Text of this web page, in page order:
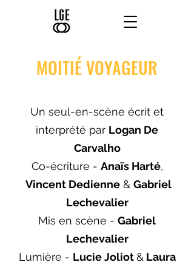
MOITIÉ VOYAGEUR
Un seul-en-scène écrit et
interprété par Logan De
Carvalho
Co-écriture - Anaïs Harté,
Vincent Dedienne & Gabriel
Lechevalier
Mis en scène - Gabriel
Lechevalier
Lumière - Lucie Joliot& Laura